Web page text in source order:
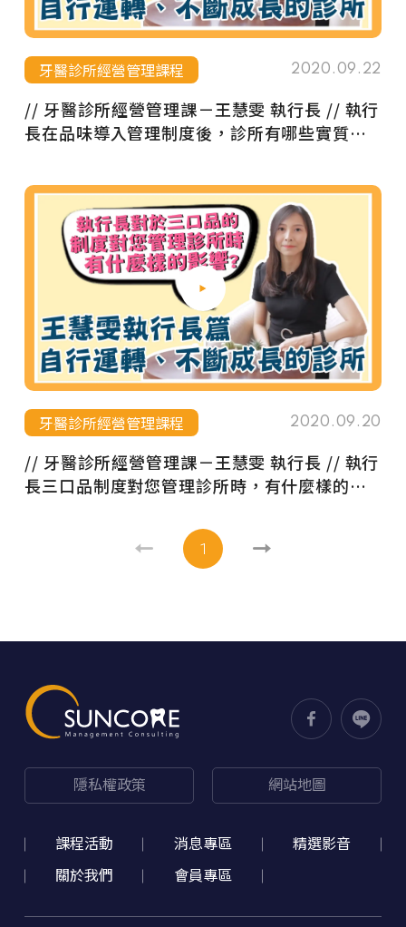
牙醫診所經營管理課程 2020.09.22
// 牙醫診所經營管理課－王慧雯 執行長 // 執行
長在品味導入管理制度後，診所有哪些實質上
牙醫診所經營管理課程 2020.09.20
// 牙醫診所經營管理課－王慧雯 執行長 // 執行
長三口品制度對您管理診所時，有什麼樣的影
1
隱私權政策 網站地圖
課程活動 消息專區
精選影音
關於我們
會員專區